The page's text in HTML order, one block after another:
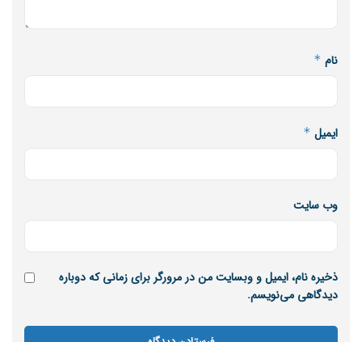
نام *
ایمیل *
وب‌ سایت
ذخیره نام، ایمیل و وبسایت من در مرورگر برای زمانی که دوباره
دیدگاهی می‌نویسم.